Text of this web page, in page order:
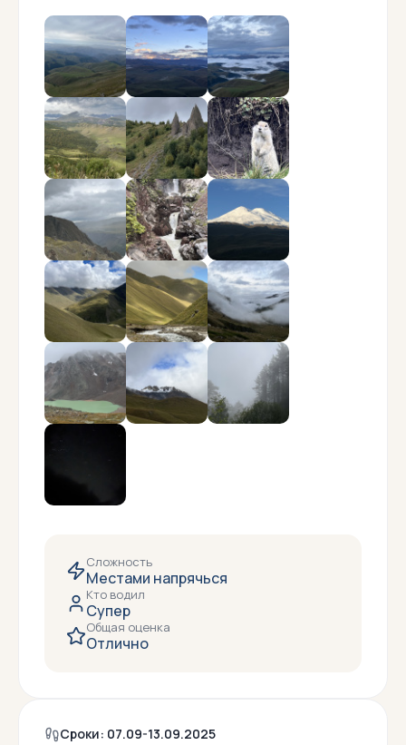
Сложность
Местами напрячься
Кто водил
Супер
Общая оценка
Отлично
Сроки: 07.09-13.09.2025